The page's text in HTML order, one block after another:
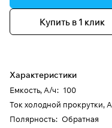
Купить в 1 клик
Характеристики
Емкость, А/ч: 100
Ток холодной прокрутки, А
Полярность: Обратная